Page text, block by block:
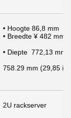
• Hoogte 86,8 mm
• Breedte ¥ 482 mm
• Diepte  772,13 mm
758.29 mm (29,85
2U rackserver